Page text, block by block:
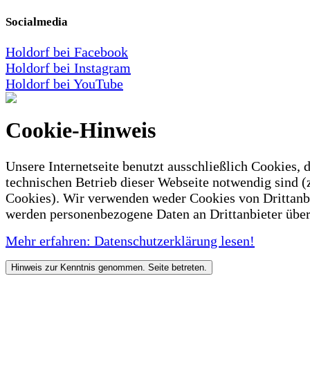
Socialmedia
Holdorf bei Facebook
Holdorf bei Instagram
Holdorf bei YouTube
Cookie-Hinweis
Unsere Internetseite benutzt ausschließlich Cookies,
technischen Betrieb dieser Webseite notwendig sind
Cookies). Wir verwenden weder Cookies von
werden personenbezogene Daten an Drittanbieter
Mehr erfahren: Datenschutzerklärung lesen!
Hinweis zur Kenntnis genommen. Seite betreten.